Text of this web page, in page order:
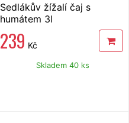
Sedlákův žížalí čaj s
humátem 3l
239 Kč
Skladem 40 ks